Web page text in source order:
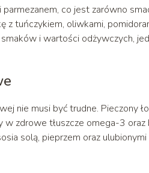
co jest zarówno
tuńczykiem, oliwkami,
i wartości odżywczych,
nie musi być trudne. Pieczony
zdrowe tłuszcze omega-3 oraz
solą, pieprzem oraz ulubionymi